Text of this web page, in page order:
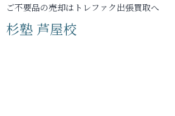
ご不要品の売却はトレファク出張買取へ
杉塾 芦屋校